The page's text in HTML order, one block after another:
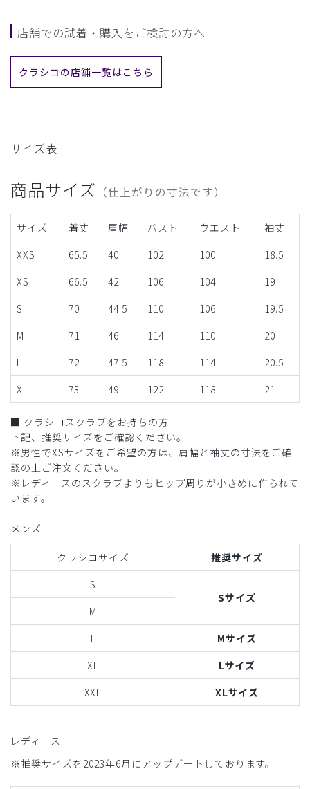
店舗での試着・購入をご検討の方へ
クラシコの店舗一覧はこちら
サイズ表
商品サイズ （仕上がりの寸法です）
サイズ 着丈 肩幅 バスト ウエスト
袖丈
XXS
65.5 40 102 100
18.5
XS
66.5 42 106 104
19
S
70 44.5 110 106
19.5
M
71 46 114 110
20
L
72 47.5 118 114
20.5
XL
73 49 122 118 21
■ クラシコスクラブをお持ちの方
下記、推奨サイズをご確認ください。
※男性でXSサイズをご希望の方は、肩幅と袖丈の寸法をご確
認の上ご注文ください。
※レディースのスクラブよりもヒップ周りが小さめに作られて
います。
メンズ
クラシコサイズ
推奨サイズ
S
Sサイズ
M
L
Mサイズ
XL
Lサイズ
XXL
XLサイズ
レディース
※推奨サイズを2023年6月にアップデートしております。